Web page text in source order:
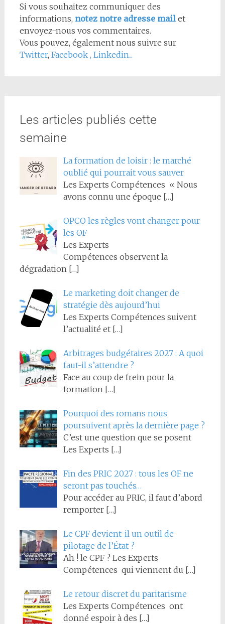
Si vous souhaitez communiquer des
informations, notez notre adresse mail et
envoyez-nous vos commentaires.
Vous pouvez, également nous suivre sur
Twitter, Facebook , Linkedin...
Les articles publiés cette
semaine
La formation de loisir : le marché
oublié qui pourrait vous sauver
Les Experts Compétences « Nous
avons connu une époque […]
OPCO les règles vont changer pour
les OF
Les Experts
Compétences observent la
dégradation […]
Le marketing doit changer de
stratégie dès aujourd’hui
Les Experts Compétences suivent
l’actualité et […]
Arbitrages budgétaires 2027 : A quoi
faut-il s’attendre ?
Face au coup de frein pour la
formation […]
Pourquoi des romans nous
poursuivent après la dernière page ?
C’est une question que se posent
Les Experts […]
Fin des PRIC 2027 : tous les OF ne
seront pas touchés…
Pour accéder au PRIC, il faut d’abord
remporter […]
Le CPF devient-il un outil de
pilotage de l’État ?
Ah ! le CPF ? Les Experts
Compétences qui viennent du […]
Le retour discret du paritarisme
Les Experts Compétences ont
donné espoir à des […]